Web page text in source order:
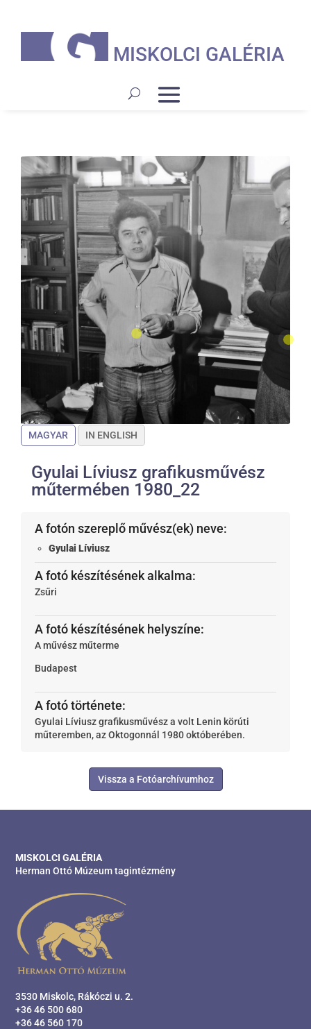
MISKOLCI GALÉRIA
MAGYAR IN ENGLISH
Gyulai Líviusz grafikusművész
műtermében 1980_22
A fotón szereplő művész(ek) neve:
Gyulai Líviusz
A fotó készítésének alkalma:
Zsűri
A fotó készítésének helyszíne:
A művész műterme
Budapest
A fotó története:
Gyulai Líviusz grafikusművész a volt Lenin körúti
műteremben, az Oktogonnál 1980 októberében.
Vissza a Fotóarchívumhoz
MISKOLCI GALÉRIA
Herman Ottó Múzeum tagintézmény
3530 Miskolc, Rákóczi u. 2.
+36 46 500 680
+36 46 560 170